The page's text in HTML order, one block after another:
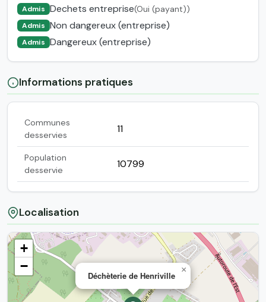
Admis Dechets entreprise(Oui (payant))
Admis Non dangereux (entreprise)
Admis Dangereux (entreprise)
Informations pratiques
Communes
desservies
11
Population
desservie
10799
Localisation
Déchèterie de Henriville
×
+
−